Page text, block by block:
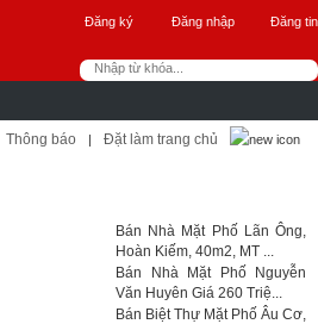
Đăng ký Đăng nhập Đăng tin
Thông báo | Đặt làm trang chủ
Bán Nhà Mặt Phố Lãn Ông,
Hoàn Kiếm, 40m2, MT ...
Bán Nhà Mặt Phố Nguyễn
Văn Huyên Giá 260 Triệ...
Bán Biệt Thự Mặt Phố Âu Cơ,